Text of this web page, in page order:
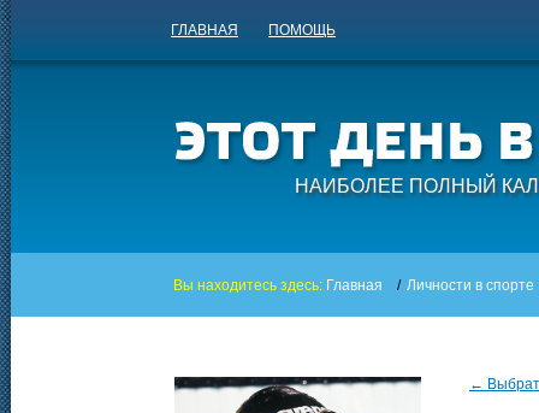
ГЛАВНАЯ ПОМОЩЬ
НАИБОЛЕЕ ПОЛНЫЙ
Вы находитесь здесь: Главная / Личности в спорте
←